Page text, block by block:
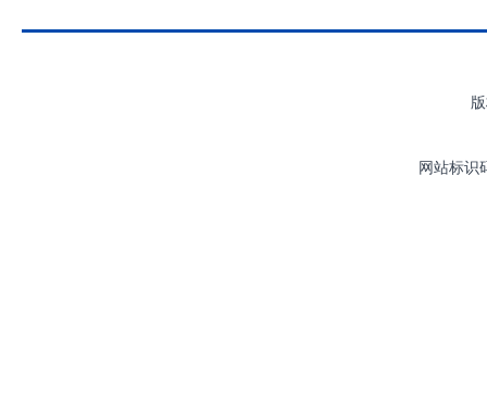
网站标识